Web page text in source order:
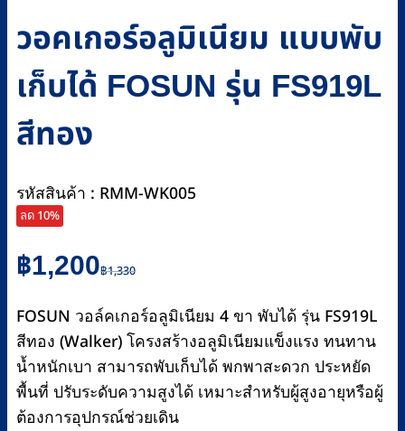
วอคเกอร์อลูมิเนียม แบบพับ
เก็บได้ FOSUN รุ่น FS919L
สีทอง
รหัสสินค้า : RMM-WK005
ลด 10%
฿1,330
Original
price
was:
฿1,330.
฿1,200
Current
price
is:
฿1,200.
FOSUN วอล์คเกอร์อลูมิเนียม 4 ขา พับได้ รุ่น FS919L
สีทอง (Walker) โครงสร้างอลูมิเนียมแข็งแรง ทนทาน
น้ำหนักเบา สามารถพับเก็บได้ พกพาสะดวก ประหยัด
พื้นที่ ปรับระดับความสูงได้ เหมาะสำหรับผู้สูงอายุหรือผู้
ต้องการอุปกรณ์ช่วยเดิน